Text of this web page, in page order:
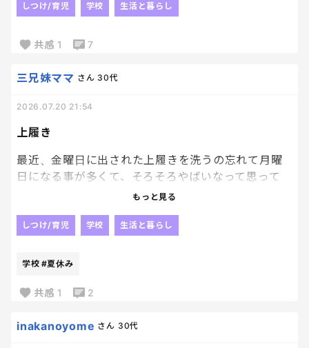
今日、長男にパッキングさせて隣で指示のみしたい
自分でパッキングした方がどこに何があるかわかる
しつけ/育児 学校 生活と暮らし
共感 1 7
上履き
三兄妹ママ さん 30代
2026.07.20 21:54
最近、金曜日に出された上履きを洗うの忘れて月曜
日になる事が多くて、そろそろやばいなって思って
基本、上履きは子供達が自分で洗うことになってる
なかなか洗わずに土日が過ぎて行く〜、、、
夏休みに入ったからしばらくはいいけどね
もっと見る
しつけ/育児 学校 生活と暮らし
学校 #夏休み
共感 1 2
inakanoyome さん 30代